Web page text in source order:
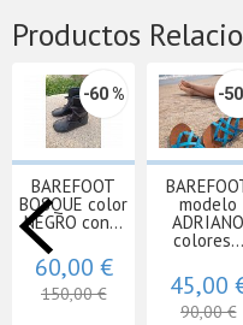
Productos
-60 %
BAREFOOT
BOSQUE color
NEGRO con...
60,00 €
150,00 €
-
modelo
ADRIANO
colores...
45,00
90,00 €